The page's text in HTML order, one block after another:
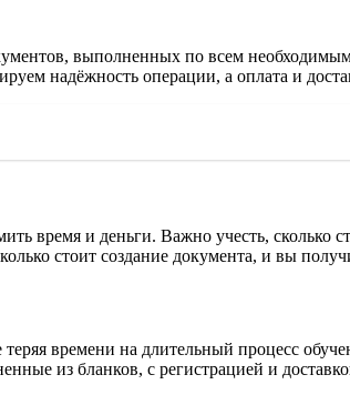
выполненных по всем
надёжность операции, а оплата и
время и деньги. Важно учесть,
стоит создание документа, и вы
теряя времени на длительный процесс
из бланков, с регистрацией и